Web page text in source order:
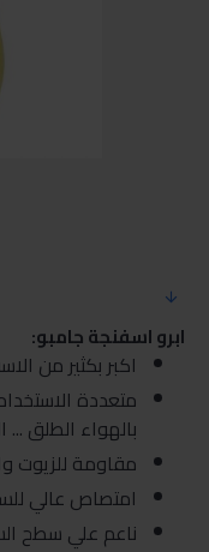
ابرو اسفنجة جامبو:
اكبر بكثير من
متعددة
بالهواء الطلق ...
مقاومة للزيوت
امتصاص عالي
ناعم علي سطح